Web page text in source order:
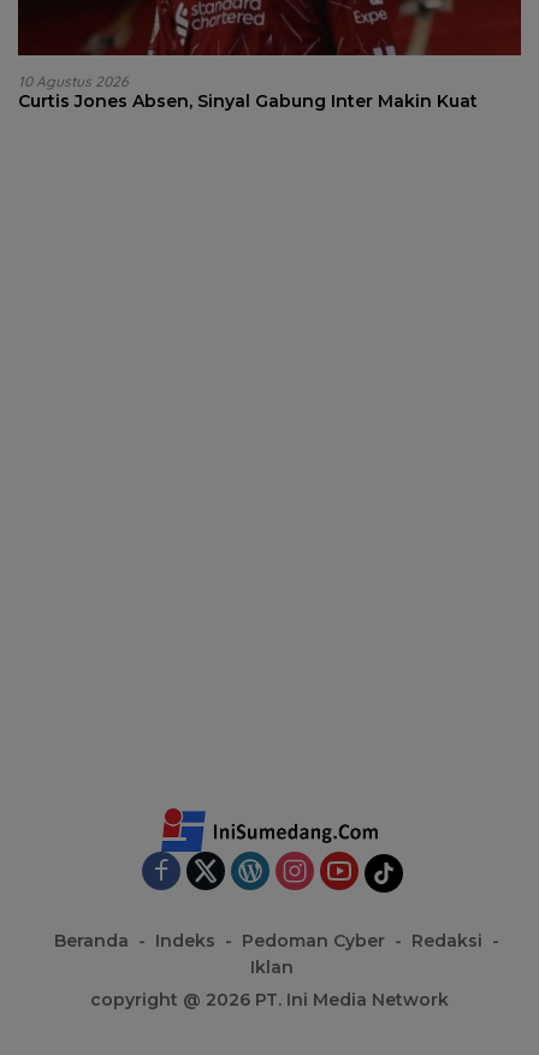
10 Agustus 2026
Curtis Jones Absen, Sinyal Gabung Inter Makin Kuat
Beranda Indeks Pedoman Cyber
Redaksi
Iklan
copyright @ 2026 PT. Ini Media Network